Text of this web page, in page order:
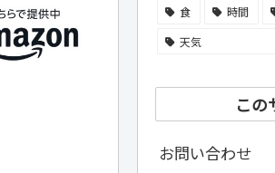
食 時間
天気
この
お問い合わせ